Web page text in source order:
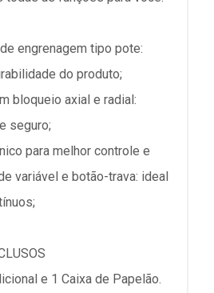
engrenagem tipo pote:
do produto;
bloqueio axial e radial:
seguro;
para melhor controle e
variável e botão-trava: ideal
e 1 Caixa de Papelão.